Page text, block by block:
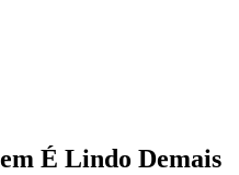
É Lindo Demais